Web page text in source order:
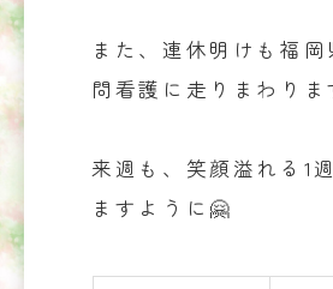
また、連休明けも福
問看護に走りまわりま
来週も、笑顔溢れる1
ますように🤗